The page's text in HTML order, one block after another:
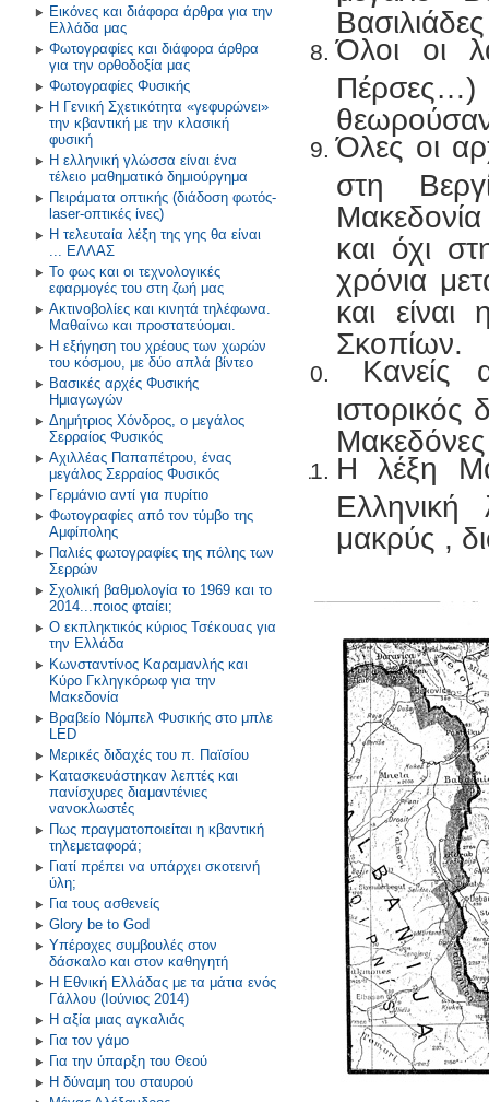
Εικόνες και διάφορα άρθρα για την
Ελλάδα μας
Φωτογραφίες και διάφορα άρθρα
για την ορθοδοξία μας
Φωτογραφίες Φυσικής
Η Γενική Σχετικότητα «γεφυρώνει»
την κβαντική με την κλασική
φυσική
Η ελληνική γλώσσα είναι ένα
τέλειο μαθηματικό δημιούργημα
Πειράματα οπτικής (διάδοση φωτός-
laser-οπτικές ίνες)
Η τελευταία λέξη της γης θα είναι
... ΕΛΛΑΣ
Το φως και οι τεχνολογικές
εφαρμογές του στη ζωή μας
Ακτινοβολίες και κινητά τηλέφωνα.
Μαθαίνω και προστατεύομαι.
Η εξήγηση του χρέους των χωρών
του κόσμου, με δύο απλά βίντεο
Βασικές αρχές Φυσικής
Ημιαγωγών
Δημήτριος Χόνδρος, ο μεγάλος
Σερραίος Φυσικός
Αχιλλέας Παπαπέτρου, ένας
μεγάλος Σερραίος Φυσικός
Γερμάνιο αντί για πυρίτιο
Φωτογραφίες από τον τύμβο της
Αμφίπολης
Παλιές φωτογραφίες της πόλης των
Σερρών
Σχολική βαθμολογία το 1969 και το
2014...ποιος φταίει;
Ο εκπληκτικός κύριος Τσέκουας για
την Ελλάδα
Κωνσταντίνος Καραμανλής και
Κύρο Γκληγκόρωφ για την
Μακεδονία
Βραβείο Νόμπελ Φυσικής στο μπλε
LED
Μερικές διδαχές του π. Παϊσίου
Κατασκευάστηκαν λεπτές και
πανίσχυρες διαμαντένιες
νανοκλωστές
Πως πραγματοποιείται η κβαντική
τηλεμεταφορά;
Γιατί πρέπει να υπάρχει σκοτεινή
ύλη;
Για τους ασθενείς
Glory be to God
Υπέροχες συμβουλές στον
δάσκαλο και στον καθηγητή
Η Εθνική Ελλάδας με τα μάτια ενός
Γάλλου (Ιούνιος 2014)
Η αξία μιας αγκαλιάς
Για τον γάμο
Για την ύπαρξη του Θεού
Η δύναμη του σταυρού
Όλοι οι
Πέρσες…)
Όλες οι
στη
και όχι
χρόνια
και
Σκοπίων.
Κανείς
ιστορικός
Η λέξη
μακρύς ,